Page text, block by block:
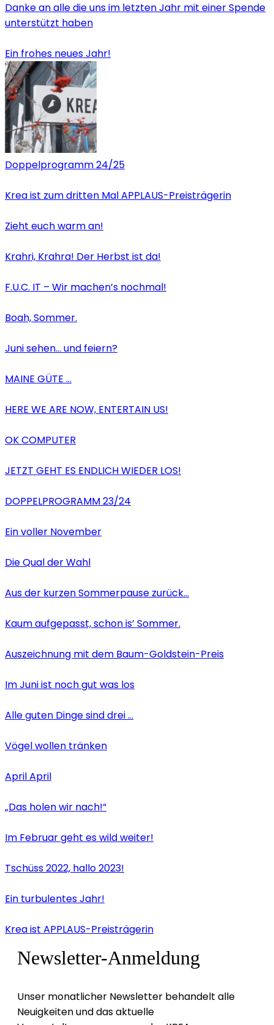
Danke an alle die uns im letzten Jahr mit einer Spende
unterstützt haben
Ein frohes neues Jahr!
Doppelprogramm 24/25
Krea ist zum dritten Mal APPLAUS-Preisträgerin
Zieht euch warm an!
Krahri, Krahra! Der Herbst ist da!
F.U.C. IT – Wir machen’s nochmal!
Boah, Sommer.
Juni sehen… und feiern?
MAINE GÜTE …
HERE WE ARE NOW, ENTERTAIN US!
OK COMPUTER
JETZT GEHT ES ENDLICH WIEDER LOS!
DOPPELPROGRAMM 23/24
Ein voller November
Die Qual der Wahl
Aus der kurzen Sommerpause zurück…
Kaum aufgepasst, schon is’ Sommer.
Auszeichnung mit dem Baum-Goldstein-Preis
Im Juni ist noch gut was los
Alle guten Dinge sind drei …
Vögel wollen tränken
April April
„Das holen wir nach!“
Im Februar geht es wild weiter!
Tschüss 2022, hallo 2023!
Ein turbulentes Jahr!
Krea ist APPLAUS-Preisträgerin
Newsletter-Anmeldung
Unser monatlicher Newsletter behandelt alle
Neuigkeiten und das aktuelle